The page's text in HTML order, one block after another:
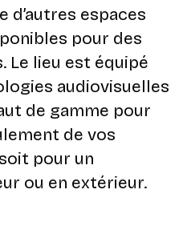
d’autres espaces
pour des
Le lieu est équipé
audiovisuelles
de gamme pour
de vos
pour un
ou en extérieur.